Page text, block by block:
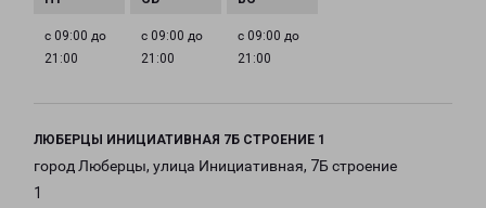
с 09:00 до
21:00
с 09:00 до
21:00
с 09:00 до
21:00
ЛЮБЕРЦЫ ИНИЦИАТИВНАЯ 7Б СТРОЕНИЕ 1
город Люберцы, улица Инициативная, 7Б строение
1